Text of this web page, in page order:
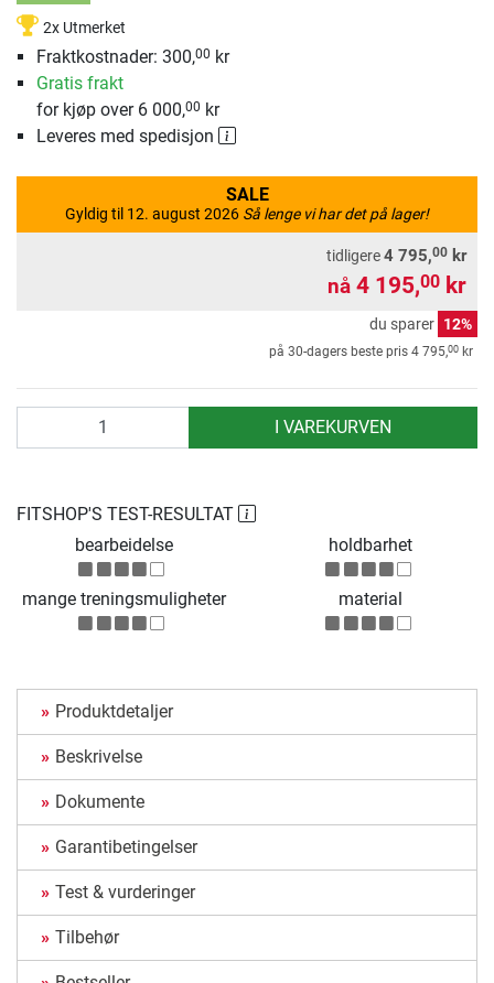
2x Utmerket
Fraktkostnader: 300,00 kr
Gratis frakt
for kjøp over 6 000,00 kr
Leveres med spedisjon
SALE
Gyldig til 12. august 2026 Så lenge vi har det på lager!
tidligere4 795,00 kr
nå 4 195,00 kr
du sparer 12%
på 30-dagers beste pris 4 795,00 kr
I VAREKURVEN
FITSHOP'S TEST-RESULTAT
bearbeidelse
holdbarhet
mange treningsmuligheter material
Produktdetaljer
Beskrivelse
Dokumente
Garantibetingelser
Test & vurderinger
Tilbehør